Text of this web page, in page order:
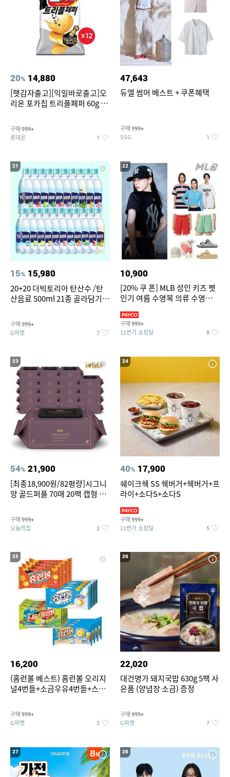
20% 14,880
[햇감자출고][익일바로출고]오
리온 포카칩 트리플페퍼 60g 12
구매 999+
롯데온 1
47,643
듀엘 썸머 베스트 + 쿠폰혜택
구매 999+
SSG 1
21
15% 15,980
20+20 더빅토리아 탄산수 /탄
산음료 500ml 21종 골라담기
구매 999+
G마켓 7
22
10,900
[20% 쿠 폰] MLB 성인 키즈 펫
인기 여름 수영복 의류 수영복
구매 999+
11번가 쇼킹딜 8
23
54% 21,900
[최종18,900원/82평량]시그니
앙 골드퍼플 70매 20팩 캡형 아
구매 999+
오늘의집 2
24
40% 17,900
쉐이크쉑 SS 쉑버거+쉑버거+프
라이+소다S+소다S
구매 999+
11번가 쇼킹딜 5
25
16,200
(홈런볼 베스트) 홈런볼 오리지
널4번들+소금우유4번들+스윗
콘맛4번들
구매 999+
G마켓 3
26
22,020
대건명가 돼지국밥 630g 5팩 사
은품 (양념장 소금) 증정
구매 999+
G마켓 7
27 28